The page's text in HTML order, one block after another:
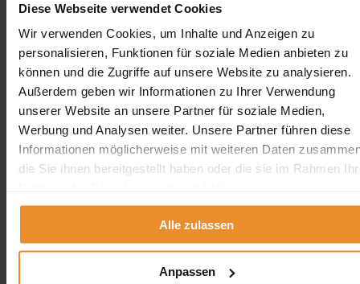
Diese Webseite verwendet Cookies
Wir verwenden Cookies, um Inhalte und Anzeigen zu
personalisieren, Funktionen für soziale Medien anbieten zu
können und die Zugriffe auf unsere Website zu analysieren.
Außerdem geben wir Informationen zu Ihrer Verwendung
unserer Website an unsere Partner für soziale Medien,
Werbung und Analysen weiter. Unsere Partner führen diese
Informationen möglicherweise mit weiteren Daten
die Sie ihnen bereitgestellt haben oder die sie im Rahmen
Alle zulassen
Anpassen
Erdtank stilllegen Hamburg
Erdtank stilllegen Berlin
Erdtank stilllegen Bremen
Erdtank stilllegen Hessen
Erdtank stilllegen Niedersachsen
Erdtank stilllegen Rheinland-Pfalz
Tankreinigung vor Ort
Tankreinigung Deutschland
Tankreinigung in der Nähe